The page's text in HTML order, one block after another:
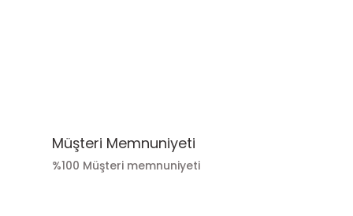
Müşteri Memnuniyeti
%100 Müşteri memnuniyeti